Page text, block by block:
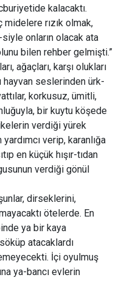
kalacaktı.
midelere rızık olmak,
onların olacak ata
bilen rehber gelmişti.”
ağaçları, karşı olukları
hayvan seslerinden ürk-
korkusuz, ümitli,
bir kuytu köşede
verdiği yürek
verip, karanlığa
en küçük hışır-tıdan
verdiği gönül
dirseklerini,
ötelerde. En
ya bir kaya
atacaklardı
İçi oyulmuş
ya-bancı evlerin